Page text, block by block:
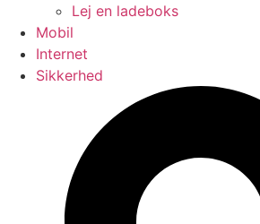
Lej en ladeboks
Mobil
Internet
Sikkerhed